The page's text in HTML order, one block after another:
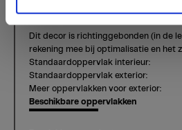
Dit decor is richtinggebonden (in de
rekening mee bij optimalisatie en het
Standaardoppervlak interieur:
Standaardoppervlak exterior:
Meer oppervlakken voor exterior:
Beschikbare oppervlakken